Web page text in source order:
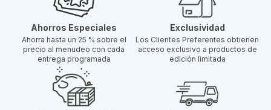
Ahorros Especiales
Ahorra hasta un 25 % sobre el
precio al menudeo con cada
entrega programada
Exclusividad
Los Clientes Preferentes obtienen
acceso exclusivo a productos de
edición limitada